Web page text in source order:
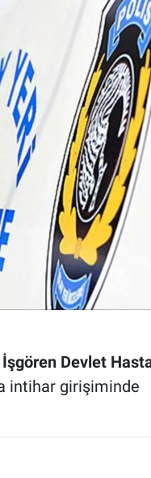
Devlet
intihar girişiminde